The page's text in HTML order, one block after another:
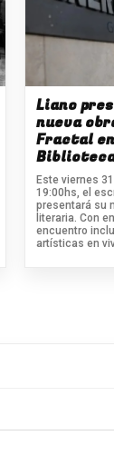
Liano
nueva
Fractal
Este viernes
19:00hs, el
presentará su
literaria. Con
encuentro
artísticas en